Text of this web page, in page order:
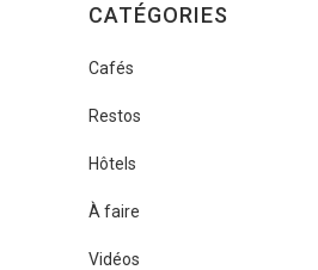
CATÉGORIES
Cafés
Restos
Hôtels
À faire
Vidéos